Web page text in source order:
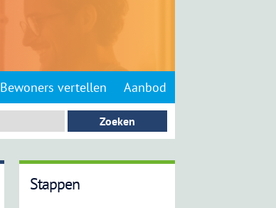
Bewoners vertellen Aanbod
Stappen